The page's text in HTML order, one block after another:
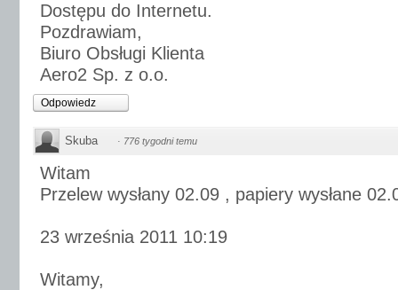
Dostępu do Internetu.
Pozdrawiam,
Biuro Obsługi Klienta
Aero2 Sp. z o.o.
Odpowiedz
Skuba · 776 tygodni temu
Witam
Przelew wysłany 02.09 , papiery wysłane
23 września 2011 10:19
Witamy,